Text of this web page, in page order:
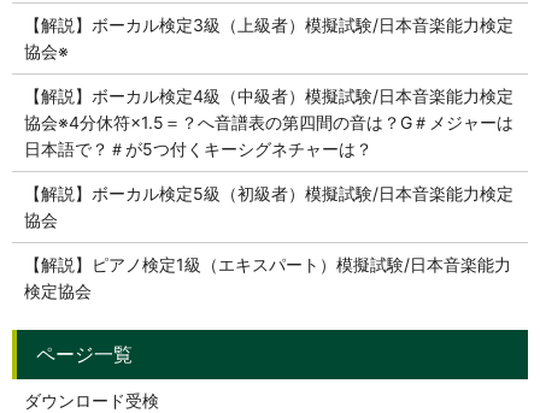
【解説】ボーカル検定3級（上級者）模擬試験/日本音楽能力検定
協会※
【解説】ボーカル検定4級（中級者）模擬試験/日本音楽能力検定
協会※4分休符×1.5＝？へ音譜表の第四間の音は？G＃メジャーは
日本語で？＃が5つ付くキーシグネチャーは？
【解説】ボーカル検定5級（初級者）模擬試験/日本音楽能力検定
協会
【解説】ピアノ検定1級（エキスパート）模擬試験/日本音楽能力
検定協会
ダウンロード受検